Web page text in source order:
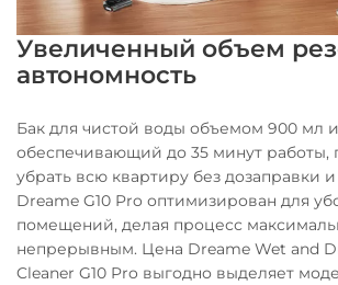
Увеличенный объем
автономность
Бак для чистой воды объемом 900 мл
обеспечивающий до 35 минут работы,
убрать всю квартиру без дозаправки
Dreame G10 Pro оптимизирован для
помещений, делая процесс
непрерывным. Цена Dreame Wet and
Cleaner G10 Pro выгодно выделяет